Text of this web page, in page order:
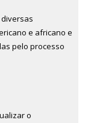
diversas
e africano e
pelo processo
o